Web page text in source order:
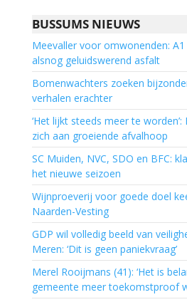
BUSSUMS NIEUWS
Meevaller voor omwonenden:
alsnog geluidswerend asfalt
Bomenwachters zoeken
verhalen erachter
‘Het lijkt steeds meer te
zich aan groeiende afvalhoop
SC Muiden, NVC, SDO en BFC:
het nieuwe seizoen
Wijnproeverij voor goede doel
Naarden-Vesting
GDP wil volledig beeld van
Meren: ‘Dit is geen paniekvraag’
Merel Rooijmans (41): ‘Het is
gemeente meer toekomstproof